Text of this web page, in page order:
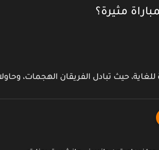
مثيرة؟
للغاية، حيث تبادل الفريقان الهجمات،